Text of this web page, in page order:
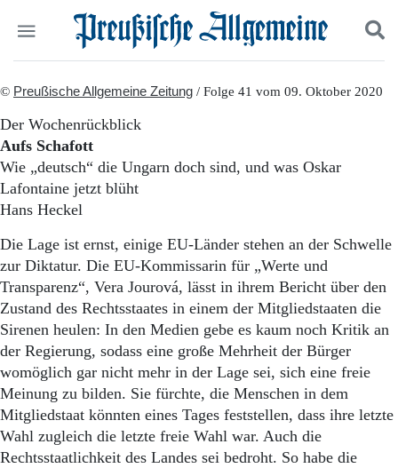
Start
Wer wir sind
Aktuelle Ausgabe
Abonnenten-Login
Abonnent werden
Abo Prämien
Politik
Gesellschaft
Pommern
Berlin-Brandenburg
Schlesien
Danzig und Westpreußen
Bücher
Suchen und finden
© Preußische Allgemeine Zeitung / Folge 41 vom 09. Oktober 2020
Der Wochenrückblick
Aufs Schafott
Wie „deutsch“ die Ungarn doch sind, und was Oskar
Lafontaine jetzt blüht
Hans Heckel
Die Lage ist ernst, einige EU-Länder stehen an der Schwelle
zur Diktatur. Die EU-Kommissarin für „Werte und
Transparenz“, Vera Jourová, lässt in ihrem Bericht über den
Zustand des Rechtsstaates in einem der Mitgliedstaaten die
Sirenen heulen: In den Medien gebe es kaum noch Kritik an
der Regierung, sodass eine große Mehrheit der Bürger
womöglich gar nicht mehr in der Lage sei, sich eine freie
Meinung zu bilden. Sie fürchte, die Menschen in dem
Mitgliedstaat könnten eines Tages feststellen, dass ihre letzte
Wahl zugleich die letzte freie Wahl war. Auch die
Rechtsstaatlichkeit des Landes sei bedroht. So habe die